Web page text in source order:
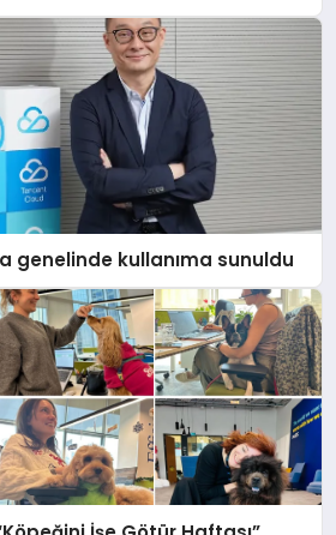
genelinde kullanıma sunuldu